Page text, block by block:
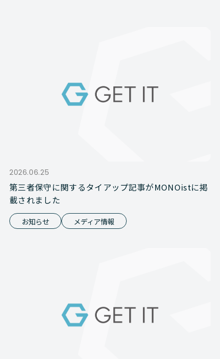
2026.06.25
第三者保守に関するタイアップ記事がMONOistに掲
載されました
お知らせ メディア情報